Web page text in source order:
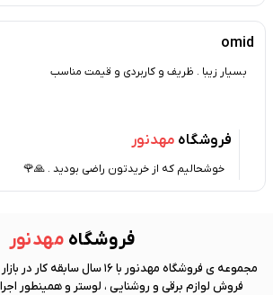
omid
بسیار زیبا . ظریف و کاربردی و قیمت مناسب
فروشگاه مهد نور
خوشحالیم که از خریدتون راضی بودید . 🙏🌹
فروشگاه مهد نور
مجموعه ی فروشگاه مهد نور
با 16 سال سابقه کار در
فروش لوازم برقی و روشنایی ، لوستر و همینطور